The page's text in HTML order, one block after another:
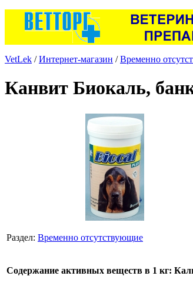
VetLek /Интернет-магазин /Временно
Канвит Биокаль,
Раздел: Временно отсутствующие
Содержание активных веществ в 1 кг: